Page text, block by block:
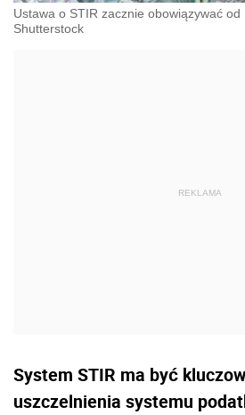
Ustawa o STIR zacznie obowiązywać od
Shutterstock
System STIR ma być
uszczelnienia systemu